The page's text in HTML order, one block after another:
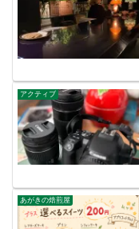
アクティブ
あがきの焙煎屋